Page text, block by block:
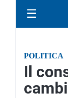
☰
POLITICA
Il